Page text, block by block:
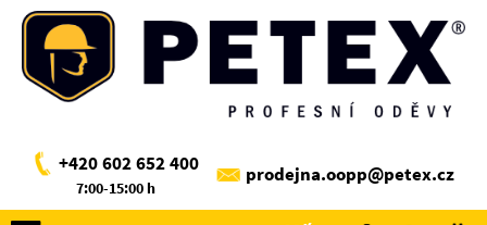
+420 602 652 400
7:00-15:00 h
prodejna.oopp@petex.cz